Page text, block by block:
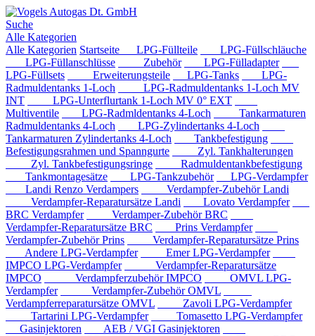
Suche
Alle Kategorien
Alle Kategorien Startseite LPG-Füllteile
LPG-Füllschläuche
LPG-Füllanschlüsse
Zubehör
LPG-Fülladapter
LPG-Füllsets
Erweiterungsteile LPG-Tanks
LPG-
Radmuldentanks 1-Loch
LPG-Radmuldentanks 1-Loch MV
INT
LPG-Unterflurtank 1-Loch MV 0° EXT
Multiventile
LPG-Radmldentanks 4-Loch
Tankarmaturen
Radmuldentanks 4-Loch
LPG-Zylindertanks 4-Loch
Tankarmaturen Zylindertanks 4-Loch
Tankbefestigung
Befestigungsrahmen und Spanngurte
Zyl. Tankhalterungen
Zyl. Tankbefestigungsringe
Radmuldentankbefestigung
Tankmontagesätze
LPG-Tankzubehör
LPG-Verdampfer
Landi Renzo Verdampers
Verdampfer-Zubehör Landi
Verdampfer-Reparatursätze Landi
Lovato Verdampfer
BRC Verdampfer
Verdamper-Zubehör BRC
Verdampfer-Reparatursätze BRC
Prins Verdampfer
Verdampfer-Zubehör Prins
Verdampfer-Reparatursätze Prins
Andere LPG-Verdampfer
Emer LPG-Verdampfer
IMPCO LPG-Verdampfer
Verdampfer-Reparatursätze
IMPCO
Verdampferzubehör IMPCO
OMVL LPG-
Verdampfer
Verdampfer-Zubehör OMVL
Verdampferreparatursätze OMVL
Zavoli LPG-Verdampfer
Tartarini LPG-Verdampfer
Tomasetto LPG-Verdampfer
Gasinjektoren
AEB / VGI Gasinjektoren